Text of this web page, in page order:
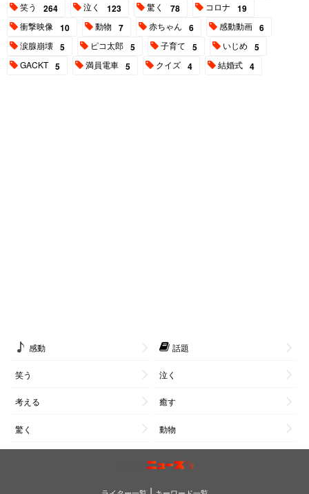
笑う 264 泣く 123 驚く 78 コロナ 19
衝撃映像 10 動物 7 赤ちゃん 6 感動動画 6
涙腺崩壊 5 ピコ太郎 5 子育て 5 いじめ 5
GACKT 5 満員電車 5 クイズ 4 結婚式 4
感動 話題
笑う 泣く
考える 癒す
驚く 動物